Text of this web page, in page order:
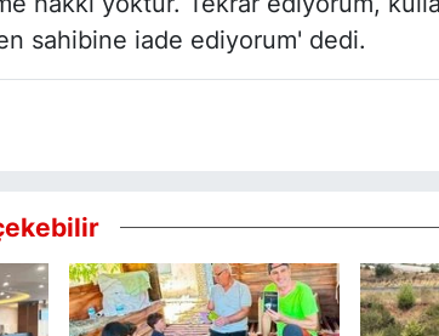
sahibine iade ediyorum' dedi.